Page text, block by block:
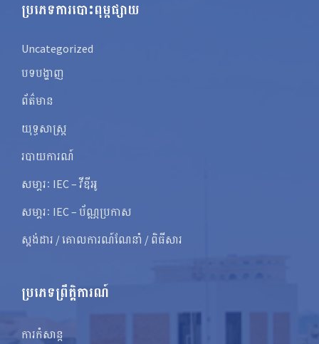
ប្រភេទការបោះពុម្ពផ្សាយ
Uncategorized
បទបង្ហាញ
ព័ត៌មាន
យុទ្ធសាស្ត្រ
របាយការណ៍
សមា្ភរៈ IEC – វីឌីអូ
សមា្ភរៈ IEC – ប័ណ្ណប្រកាស
ស្តង់ដារ / គោលការណ៍ណែនាំ / ពិធីសារ
ប្រភេទព្រឹត្តិការណ៍
ការកំសាន្ត